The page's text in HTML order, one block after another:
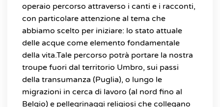
operaio percorso attraverso i canti e i racconti,
con particolare attenzione al tema che
abbiamo scelto per iniziare: lo stato attuale
delle acque come elemento fondamentale
della vita.Tale percorso potrà portare la nostra
troupe fuori dal territorio Umbro, sui passi
della transumanza (Puglia), o lungo le
migrazioni in cerca di lavoro (al nord fino al
Belgio) e pellegrinaggi religiosi che collegano